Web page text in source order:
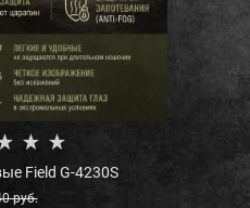
Field G-4230S
руб.